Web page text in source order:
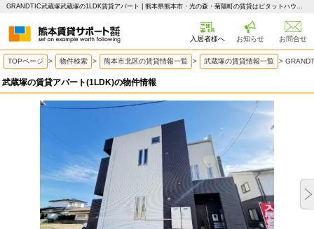
GRANDTIC武蔵塚武蔵塚の1LDK賃貸アパート | 熊本県熊本市・光の森・菊陽町の賃貸はピタットハウス 熊本賃貸サポート
入居者様へ お知らせ お問合せ
TOPページ > 物件検索 > 熊本市北区の賃貸情報一覧 > 武蔵塚の賃貸情報一覧 >
武蔵塚の賃貸アパート(1LDK)の物件情報